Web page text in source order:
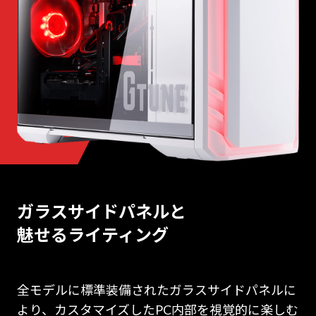
ガラスサイドパネルと
魅せるライティング
全モデルに標準装備されたガラスサイドパネルに
より、カスタマイズしたPC内部を視覚的に楽しむ